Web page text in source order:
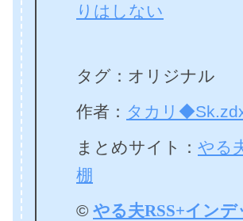
りはしない
タグ：オリジナル
作者： タカリ
まとめサイト： やる
棚
© やる夫RSS+インデ